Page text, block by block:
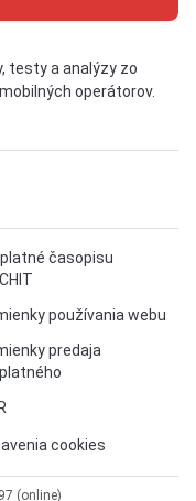
testy a analýzy zo
operátorov.
časopisu
používania webu
predaja
cookies
(online)